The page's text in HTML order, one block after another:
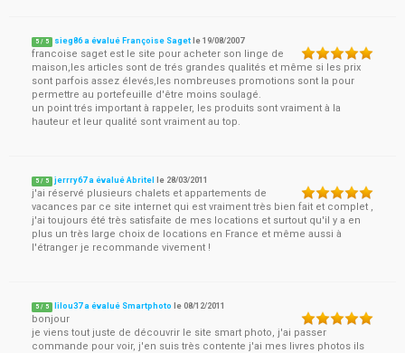
5 / 5 sieg86 a évalué Françoise Saget le19/08/2007
francoise saget est le site pour acheter son linge de
maison,les articles sont de trés grandes qualités et même si les prix
sont parfois assez élevés,les nombreuses promotions sont la pour
permettre au portefeuille d'être moins soulagé.
un point trés important à rappeler, les produits sont vraiment à la
hauteur et leur qualité sont vraiment au top.
5 / 5 jerrry67 a évalué Abritel le 28/03/2011
j'ai réservé plusieurs chalets et appartements de
vacances par ce site internet qui est vraiment très bien fait et complet ,
j'ai toujours été très satisfaite de mes locations et surtout qu'il y a en
plus un très large choix de locations en France et même aussi à
l'étranger je recommande vivement !
5 / 5 lilou37 a évalué Smartphoto le08/12/2011
bonjour
je viens tout juste de découvrir le site smart photo, j'ai passer
commande pour voir, j'en suis très contente j'ai mes livres photos ils